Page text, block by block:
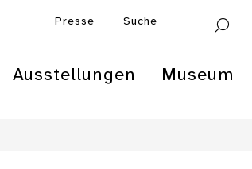
Presse Suche
Ausstellungen Museum